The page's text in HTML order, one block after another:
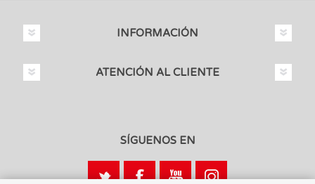
INFORMACIÓN
ATENCIÓN AL CLIENTE
SÍGUENOS EN